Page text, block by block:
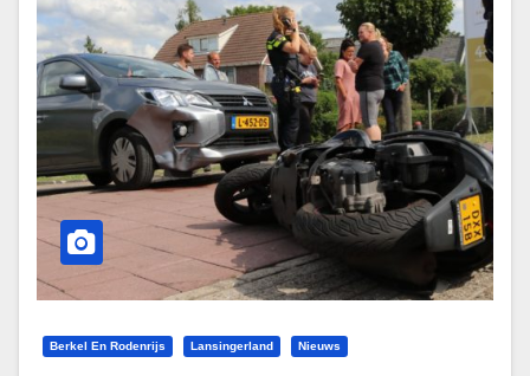
Berkel En Rodenrijs Lansingerland Nieuws